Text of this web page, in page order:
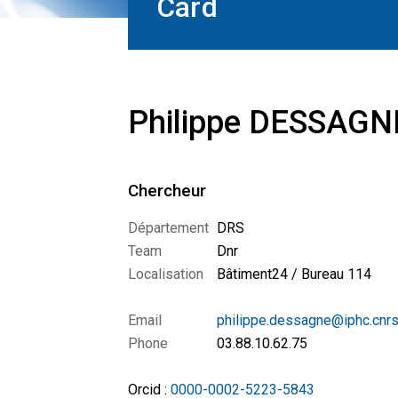
Card
Philippe
Chercheur
Département DRS
Team
Dnr
Localisation
Bâtiment24 / Bureau 114
Email
Phone
03.88.10.62.75
Orcid : 0000-0002-5223-5843